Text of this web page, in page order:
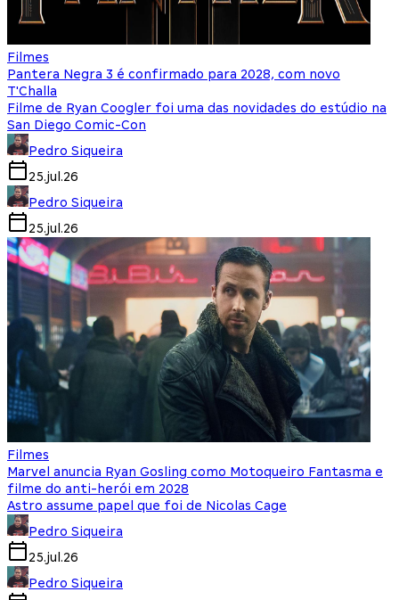
Filmes
Pantera Negra 3 é confirmado para 2028, com novo
T'Challa
Filme de Ryan Coogler foi uma das novidades do estúdio na
San Diego Comic-Con
Pedro Siqueira
25.jul.26
Pedro Siqueira
25.jul.26
Filmes
Marvel anuncia Ryan Gosling como Motoqueiro Fantasma e
filme do anti-herói em 2028
Astro assume papel que foi de Nicolas Cage
Pedro Siqueira
25.jul.26
Pedro Siqueira